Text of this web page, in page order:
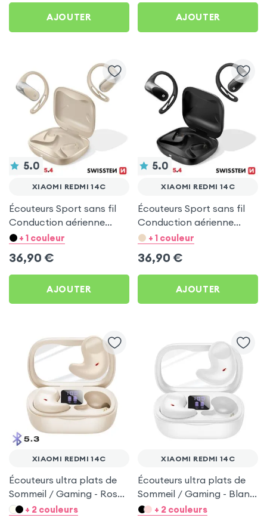
AJOUTER AJOUTER
5.0
XIAOMI REDMI 14C
Écouteurs Sport sans fil
Conduction aérienne
Swissten Run Beige pour
+ 1 couleur
36,90 €
AJOUTER
5.0
XIAOMI REDMI 14C
Écouteurs Sport sans fil
Conduction aérienne
Swissten Run Noir pour
+ 1 couleur
36,90 €
AJOUTER
XIAOMI REDMI 14C
Écouteurs ultra plats de
Sommeil / Gaming - Rose
pour Xiaomi Redmi 14C
+ 2 couleurs
XIAOMI REDMI 14C
Écouteurs ultra plats de
Sommeil / Gaming - Blanc
pour Xiaomi Redmi 14C
+ 2 couleurs